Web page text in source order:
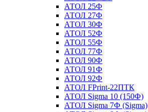
АТОЛ 25Ф
АТОЛ 27Ф
АТОЛ 30Ф
АТОЛ 52Ф
АТОЛ 55Ф
АТОЛ 77Ф
АТОЛ 90Ф
АТОЛ 91Ф
АТОЛ 92Ф
АТОЛ FPrint-22ПТК
АТОЛ Sigma 10 (150Ф)
АТОЛ Sigma 7Ф (Sigma)